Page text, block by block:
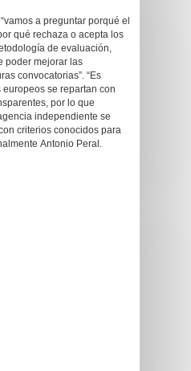
a preguntar porqué el
qué rechaza o acepta los
de evaluación,
poder mejorar las
convocatorias”. “Es
se repartan con
por lo que
independiente se
criterios conocidos para
Antonio Peral.